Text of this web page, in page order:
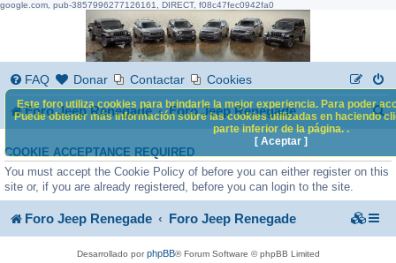
google.com, pub-3857996277126161, DIRECT, f08c47fec0942fa0
FAQ Donar Contactar Cookies
Foro Jeep Renegade Foro Jeep Renegade
B
s
r
COOKIE ACCEPTANCE REQUIRED
You must accept the Cookie Policy of before you can either register on this
site or, if you are already registered, before you can login to the site.
Este foro utiliza cookies para brindarle la mejor experiencia. Para poder
Puede obtener más información sobre las cookies utilizadas en haciendo
parte inferior de la página. .
[ Aceptar ]
Foro Jeep Renegade Foro Jeep Renegade
Desarrollado porphpBB® Forum Software © phpBB Limited